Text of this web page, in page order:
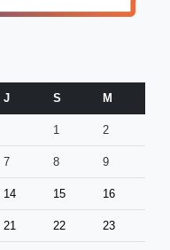
J S M
1 2
7 8 9
14 15 16
21 22 23